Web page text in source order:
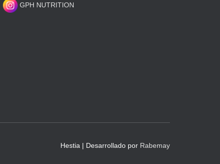
GPH NUTRITION
Hestia | Desarrollado por Rabemay